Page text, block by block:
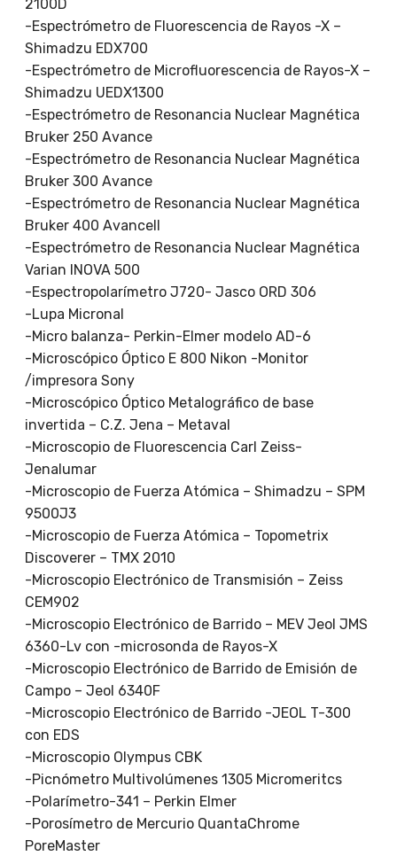
2100D
-Espectrómetro de Fluorescencia de Rayos -X –
Shimadzu EDX700
-Espectrómetro de Microfluorescencia de Rayos-X –
Shimadzu UEDX1300
-Espectrómetro de Resonancia Nuclear Magnética
Bruker 250 Avance
-Espectrómetro de Resonancia Nuclear Magnética
Bruker 300 Avance
-Espectrómetro de Resonancia Nuclear Magnética
Bruker 400 AvanceII
-Espectrómetro de Resonancia Nuclear Magnética
Varian INOVA 500
-Espectropolarímetro J720- Jasco ORD 306
-Lupa Micronal
-Micro balanza- Perkin-Elmer modelo AD-6
-Microscópico Óptico E 800 Nikon -Monitor
/impresora Sony
-Microscópico Óptico Metalográfico de base
invertida – C.Z. Jena – Metaval
-Microscopio de Fluorescencia Carl Zeiss-
Jenalumar
-Microscopio de Fuerza Atómica – Shimadzu – SPM
9500J3
-Microscopio de Fuerza Atómica – Topometrix
Discoverer – TMX 2010
-Microscopio Electrónico de Transmisión – Zeiss
CEM902
-Microscopio Electrónico de Barrido – MEV Jeol JMS
6360-Lv con -microsonda de Rayos-X
-Microscopio Electrónico de Barrido de Emisión de
Campo – Jeol 6340F
-Microscopio Electrónico de Barrido -JEOL T-300
con EDS
-Microscopio Olympus CBK
-Picnómetro Multivolúmenes 1305 Micromeritcs
-Polarímetro-341 – Perkin Elmer
-Porosímetro de Mercurio QuantaChrome
PoreMaster